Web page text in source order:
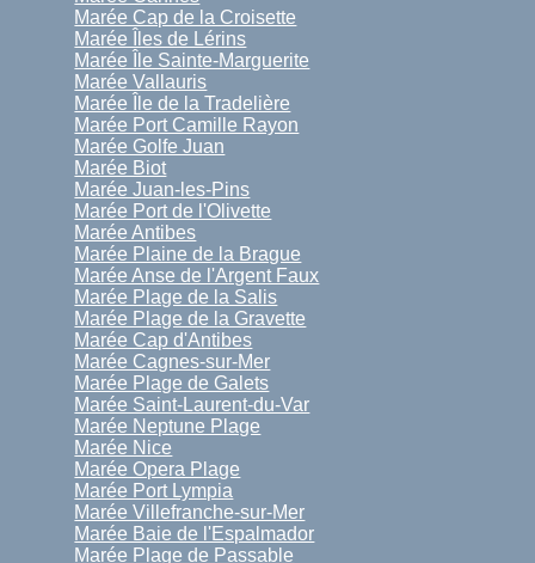
Marée Cap de la Croisette
Marée Îles de Lérins
Marée Île Sainte-Marguerite
Marée Vallauris
Marée Île de la Tradelière
Marée Port Camille Rayon
Marée Golfe Juan
Marée Biot
Marée Juan-les-Pins
Marée Port de l'Olivette
Marée Antibes
Marée Plaine de la Brague
Marée Anse de l'Argent Faux
Marée Plage de la Salis
Marée Plage de la Gravette
Marée Cap d'Antibes
Marée Cagnes-sur-Mer
Marée Plage de Galets
Marée Saint-Laurent-du-Var
Marée Neptune Plage
Marée Nice
Marée Opera Plage
Marée Port Lympia
Marée Villefranche-sur-Mer
Marée Baie de l'Espalmador
Marée Plage de Passable